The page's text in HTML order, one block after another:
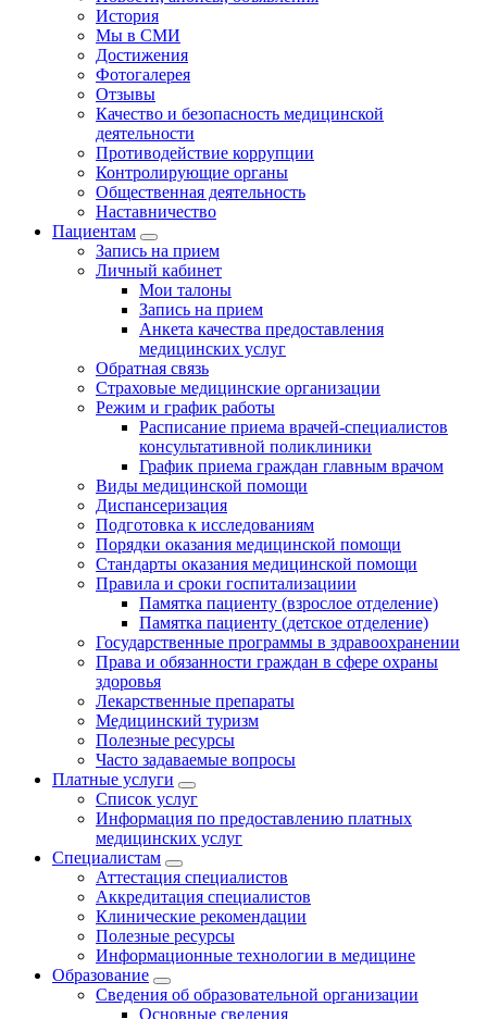
История
Мы в СМИ
Достижения
Фотогалерея
Отзывы
Качество и безопасность медицинской
деятельности
Противодействие коррупции
Контролирующие органы
Общественная деятельность
Наставничество
Пациентам
Запись на прием
Личный кабинет
Мои талоны
Запись на прием
Анкета качества предоставления
медицинских услуг
Обратная связь
Страховые медицинские организации
Режим и график работы
Расписание приема врачей-специалистов
консультативной поликлиники
График приема граждан главным врачом
Виды медицинской помощи
Диспансеризация
Подготовка к исследованиям
Порядки оказания медицинской помощи
Стандарты оказания медицинской помощи
Правила и сроки госпитализациии
Памятка пациенту (взрослое отделение)
Памятка пациенту (детское отделение)
Государственные программы в здравоохранении
Права и обязанности граждан в сфере охраны
здоровья
Лекарственные препараты
Медицинский туризм
Полезные ресурсы
Часто задаваемые вопросы
Платные услуги
Список услуг
Информация по предоставлению платных
медицинских услуг
Специалистам
Аттестация специалистов
Аккредитация специалистов
Клинические рекомендации
Полезные ресурсы
Информационные технологии в медицине
Образование
Сведения об образовательной организации
Основные сведения